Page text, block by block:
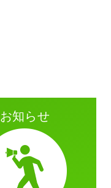
お知らせ